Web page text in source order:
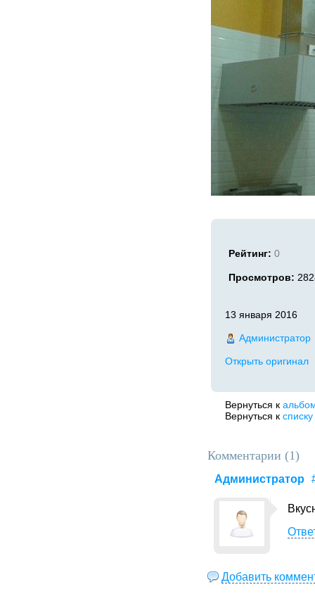
Рейтинг: 0
Просмотров:
13 января 2016
Администратор
Открыть оригинал
Вернуться к
Вернуться к
Комментарии (1)
Администратор
Добавить